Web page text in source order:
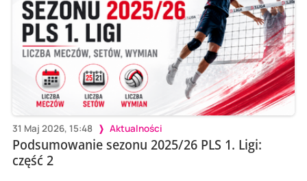
31 Maj 2026, 15:48 Aktualności
Podsumowanie sezonu 2025/26 PLS 1. Ligi:
część 2